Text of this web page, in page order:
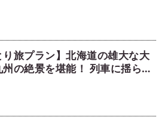
り旅プラン】北海道の雄大な大
の絶景を堪能！ 列車に揺られ